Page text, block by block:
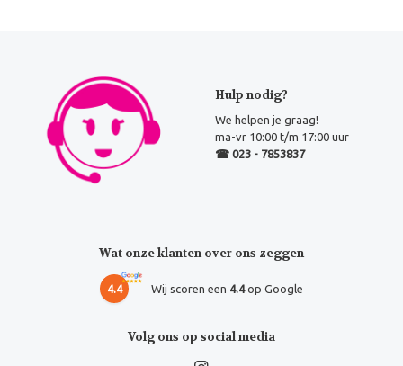
Hulp nodig?
We helpen je graag!
ma-vr 10:00 t/m 17:00 uur
☎ 023 - 7853837
Wat onze klanten over ons zeggen
4.4 Wij scoren een 4.4op Google
Volg ons op social media